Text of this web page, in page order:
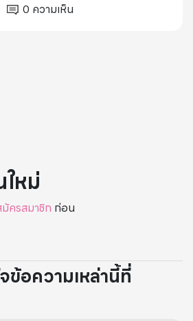
0 ความเห็น
หม่
ครสมาชิก ก่อน
ข้อความเหล่านี้ที่